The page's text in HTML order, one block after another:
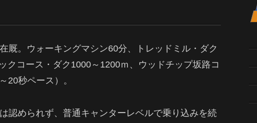
厩。ウォーキングマシン60分、トレッドミル・ダク
コース・ダク1000～1200ｍ、ウッドチップ坂路コ
20秒ペース）。
められず、普通キャンターレベルで乗り込みを続